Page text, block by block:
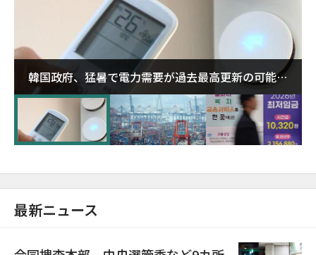
韓国政府、猛暑で電力需要が過去最高更新の可能性
に需給対応体制を点検
最新ニュース